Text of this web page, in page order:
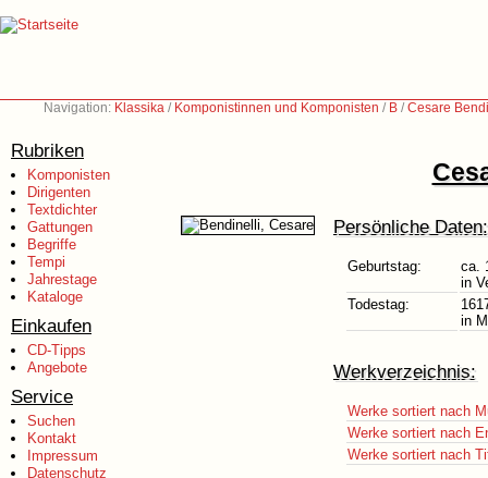
Navigation: Klassika / Komponistinnen und Komponisten / B /Cesare
Rubriken
Komponisten
Dirigenten
Textdichter
Gattungen
Begriffe
Tempi
Jahrestage
Kataloge
Einkaufen
CD-Tipps
Angebote
Service
Suchen
Kontakt
Impressum
Datenschutz
Persönliche Daten:
Geburtstag:
ca.
in
Todestag:
in
Werkverzeichnis:
Werke sortiert nach
Werke sortiert nach
Werke sortiert nach